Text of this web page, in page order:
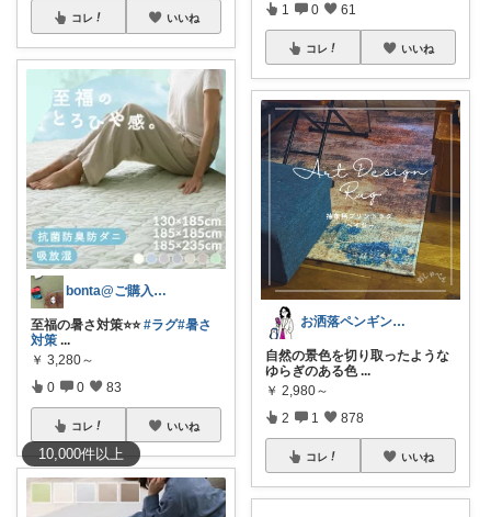
10,000件以上
コレ いいね
bonta@ご購入感謝です⭐️
至福の暑さ対策⭐️⭐️#ラグ#暑さ
対策 ...
￥ 3,280～
0 0 83
コレ いいね
1 0 61
コレ いいね
お洒落ペンギン🐧暮らし×ときめき
自然の景色を切り取ったような
ゆらぎのある色 ...
￥ 2,980～
2 1 878
コレ いいね